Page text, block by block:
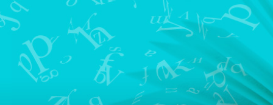
Aller
menu
Aller
contenu
Aller
la
recherche